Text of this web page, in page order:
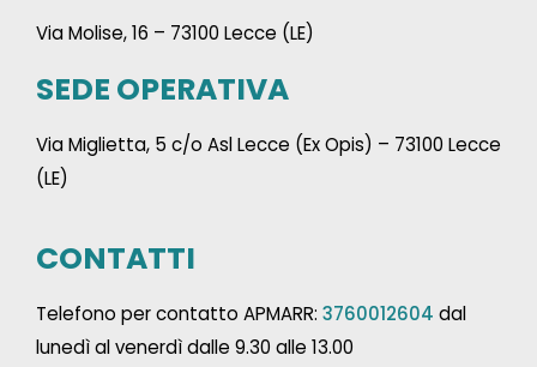
Via Molise, 16 – 73100 Lecce (LE)
SEDE OPERATIVA
Via Miglietta, 5 c/o Asl Lecce (Ex Opis) – 73100 Lecce
(LE)
CONTATTI
Telefono per contatto APMARR: 3760012604 dal
lunedì al venerdì dalle 9.30 alle 13.00